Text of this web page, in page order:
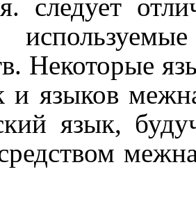
Некоторые
и языков
язык,